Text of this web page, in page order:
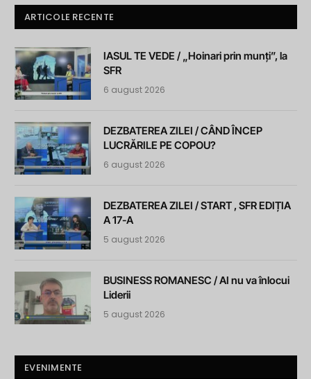
ARTICOLE RECENTE
IASUL TE VEDE / „Hoinari prin munți”, la
SFR
6 august 2026
DEZBATEREA ZILEI / CÂND ÎNCEP
LUCRĂRILE PE COPOU?
6 august 2026
DEZBATEREA ZILEI / START , SFR EDIȚIA
A 17-A
5 august 2026
BUSINESS ROMANESC / AI nu va înlocui
Liderii
5 august 2026
EVENIMENTE